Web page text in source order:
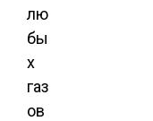
лю
бы
х
газ
ов